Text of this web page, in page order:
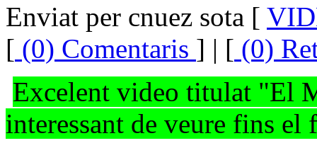
Enviat per cnuez sota [
[ (0) Comentaris ] | [ (0)
Excelent video titulat "El
interessant de veure fins el